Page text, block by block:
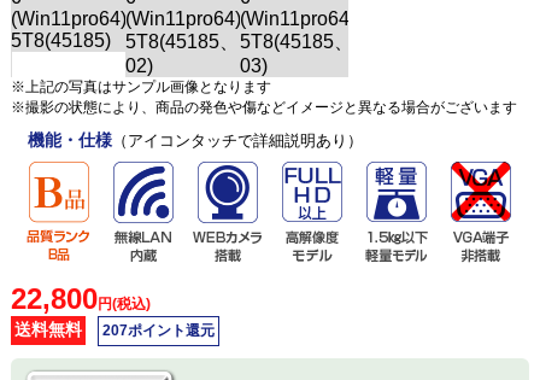
※上記の写真はサンプル画像となります
※撮影の状態により、商品の発色や傷などイメージと異なる場合がございます
機能・仕様（アイコンタッチで詳細説明あり）
22,800円(税込)
送料無料 207ポイント還元